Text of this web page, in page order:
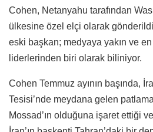
Cohen, Netanyahu tarafından
ülkesine özel elçi olarak
eski başkan; medyaya yakın ve
liderlerinden biri olarak biliniyor.
Cohen Temmuz ayının başında,
Tesisi’nde meydana gelen
Mossad’ın olduğuna işaret ettiği